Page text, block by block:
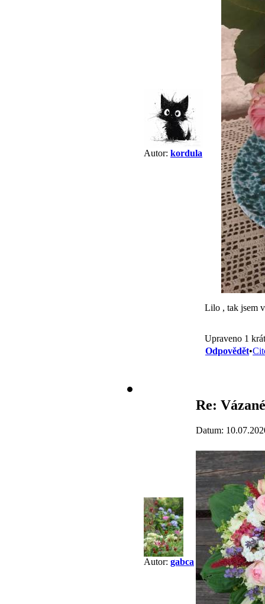
Autor: kordula
Lilo , tak jsem
Upraveno 1
Odpovědět•
Autor: gabca
Re:
Datum: